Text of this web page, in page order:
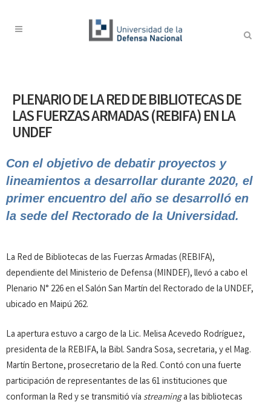
PLENARIO DE LA RED DE BIBLIOTECAS DE
LAS FUERZAS ARMADAS (REBIFA) EN LA
UNDEF
Con el objetivo de debatir proyectos y
lineamientos a desarrollar durante 2020, el
primer encuentro del año se desarrolló en
la sede del Rectorado de la Universidad.
La Red de Bibliotecas de las Fuerzas Armadas (REBIFA),
dependiente del Ministerio de Defensa (MINDEF), llevó a cabo el
Plenario N° 226 en el Salón San Martín del Rectorado de la UNDEF,
ubicado en Maipú 262.
La apertura estuvo a cargo de la Lic. Melisa Acevedo Rodríguez,
presidenta de la REBIFA, la Bibl. Sandra Sosa, secretaria, y el Mag.
Martín Bertone, prosecretario de la Red. Contó con una fuerte
participación de representantes de las 61 instituciones que
conforman la Red y se transmitió vía streaminga las bibliotecas